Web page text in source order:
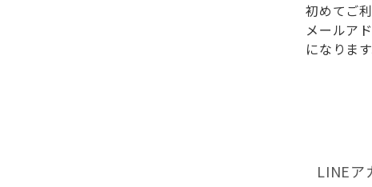
初めてご
メールア
になります
LINEア